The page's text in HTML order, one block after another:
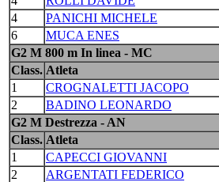
4
PANICHI MICHELE
6
MUCA ENES
G2 M 800 m In linea - MC
Class. Atleta
1
CROGNALETTI JACOPO
2
BADINO LEONARDO
G2 M Destrezza - AN
Class. Atleta
1
CAPECCI GIOVANNI
2
ARGENTATI FEDERICO